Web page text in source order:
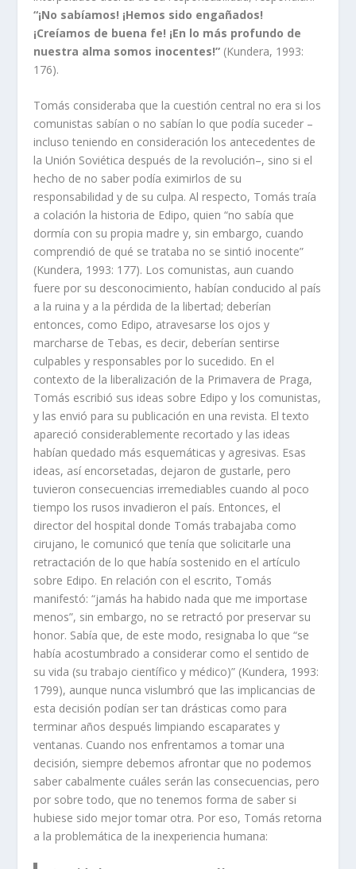
“¡No sabíamos! ¡Hemos sido engañados!
¡Creíamos de buena fe! ¡En lo más profundo de
nuestra alma somos inocentes!” (Kundera, 1993:
176).
Tomás consideraba que la cuestión central no era si los
comunistas sabían o no sabían lo que podía suceder –
incluso teniendo en consideración los antecedentes de
la Unión Soviética después de la revolución–, sino si el
hecho de no saber podía eximirlos de su
responsabilidad y de su culpa. Al respecto, Tomás traía
a colación la historia de Edipo, quien “no sabía que
dormía con su propia madre y, sin embargo, cuando
comprendió de qué se trataba no se sintió inocente”
(Kundera, 1993: 177). Los comunistas, aun cuando
fuere por su desconocimiento, habían conducido al país
a la ruina y a la pérdida de la libertad; deberían
entonces, como Edipo, atravesarse los ojos y
marcharse de Tebas, es decir, deberían sentirse
culpables y responsables por lo sucedido. En el
contexto de la liberalización de la Primavera de Praga,
Tomás escribió sus ideas sobre Edipo y los comunistas,
y las envió para su publicación en una revista. El texto
apareció considerablemente recortado y las ideas
habían quedado más esquemáticas y agresivas. Esas
ideas, así encorsetadas, dejaron de gustarle, pero
tuvieron consecuencias irremediables cuando al poco
tiempo los rusos invadieron el país. Entonces, el
director del hospital donde Tomás trabajaba como
cirujano, le comunicó que tenía que solicitarle una
retractación de lo que había sostenido en el artículo
sobre Edipo. En relación con el escrito, Tomás
manifestó: “jamás ha habido nada que me importase
menos”, sin embargo, no se retractó por preservar su
honor. Sabía que, de este modo, resignaba lo que “se
había acostumbrado a considerar como el sentido de
su vida (su trabajo científico y médico)” (Kundera, 1993:
1799), aunque nunca vislumbró que las implicancias de
esta decisión podían ser tan drásticas como para
terminar años después limpiando escaparates y
ventanas. Cuando nos enfrentamos a tomar una
decisión, siempre debemos afrontar que no podemos
saber cabalmente cuáles serán las consecuencias, pero
por sobre todo, que no tenemos forma de saber si
hubiese sido mejor tomar otra. Por eso, Tomás retorna
a la problemática de la inexperiencia humana: